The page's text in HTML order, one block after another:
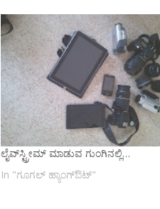
ಲೈವ್‌ಸ್ಟ್ರೀಮ್ ಮಾಡುವ ಗುಂಗಿನಲ್ಲಿ…
In "ಗೂಗಲ್ ಹ್ಯಾಂಗ್‌ಔಟ್"